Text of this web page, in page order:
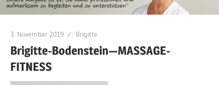
3. November 2019 Brigitte
Brigitte-Bodenstein—MASSAGE-
FITNESS